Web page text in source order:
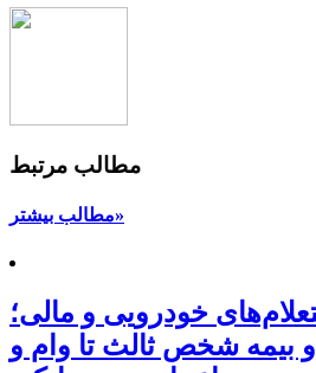
مطالب مرتبط
مطالب بیشتر»
خودرویی و مالی؛
و بیمه شخص ثالث تا وام و